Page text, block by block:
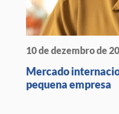
10 de dezembro de
Mercado
pequena empresa